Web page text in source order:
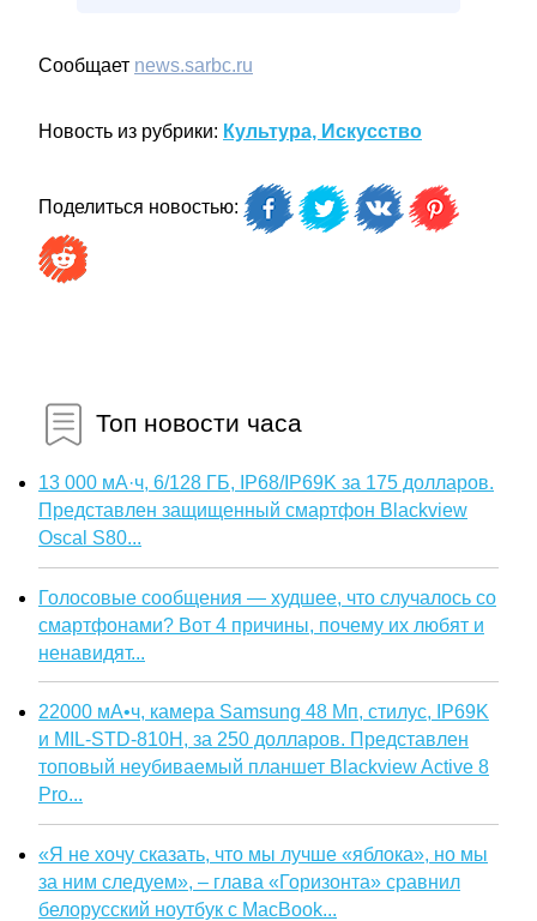
Сообщает news.sarbc.ru
Новость из рубрики: Культура, Искусство
Поделиться новостью:
Топ новости часа
13 000 мА·ч, 6/128 ГБ, IP68/IP69K за 175 долларов.
Представлен защищенный смартфон Blackview
Oscal S80...
Голосовые сообщения — худшее, что случалось со
смартфонами? Вот 4 причины, почему их любят и
ненавидят...
22000 мА•ч, камера Samsung 48 Мп, стилус, IP69K
и MIL-STD-810H, за 250 долларов. Представлен
топовый неубиваемый планшет Blackview Active 8
Pro...
«Я не хочу сказать, что мы лучше «яблока», но мы
за ним следуем», – глава «Горизонта» сравнил
белорусский ноутбук с MacBook...